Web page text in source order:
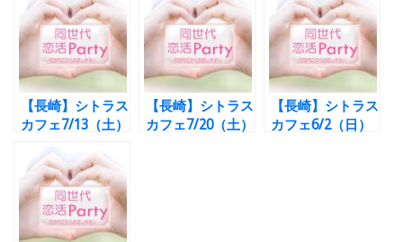
【長崎】シトラス
カフェ7/13（土）
【開催決定！男性
満員☆彡女性最終
募集中】20代・
30代☆土曜日お
昼の同世代恋活
【長崎】シトラス
カフェ7/20（土）
【長崎】シトラス
カフェ6/2（日）